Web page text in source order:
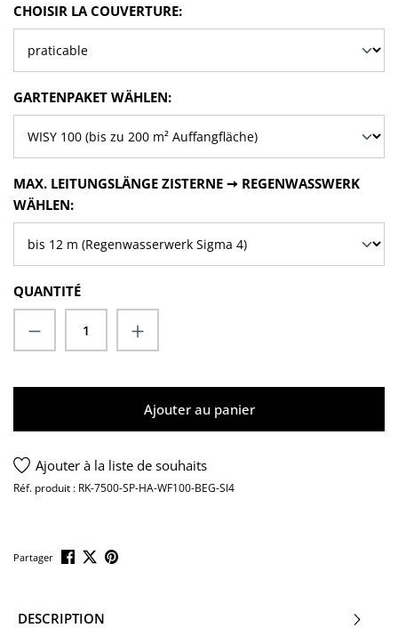
SÉLECTIONNEZ
CHOISIR LA COUVERTURE:
SÉLECTIONNEZ
GARTENPAKET WÄHLEN:
SÉLECTIONNEZ
MAX. LEITUNGSLÄNGE ZISTERNE ➙ REGENWASSWERK
WÄHLEN:
QUANTITÉ
Quantité de produit : Entrez la quantité
Ajouter au panier
Ajouter à la liste de souhaits
Réf. produit : RK-7500-SP-HA-WF100-BEG-SI4
Partager
DESCRIPTION